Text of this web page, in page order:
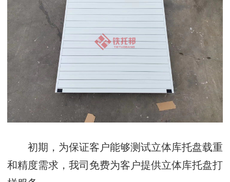
初期，为保证客户能够测试立体库托盘载重
和精度需求，我司免费为客户提供立体库托盘打